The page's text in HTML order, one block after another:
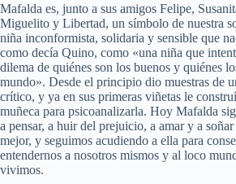
Mafalda es, junto a sus amigos Felipe,
Miguelito y Libertad, un símbolo de nuestra
niña inconformista, solidaria y sensible que
como decía Quino, como «una niña que
dilema de quiénes son los buenos y quiénes
mundo». Desde el principio dio muestras de
crítico, y ya en sus primeras viñetas le
muñeca para psicoanalizarla. Hoy Mafalda
a pensar, a huir del prejuicio, a amar y a
mejor, y seguimos acudiendo a ella para
entendernos a nosotros mismos y al loco
vivimos.